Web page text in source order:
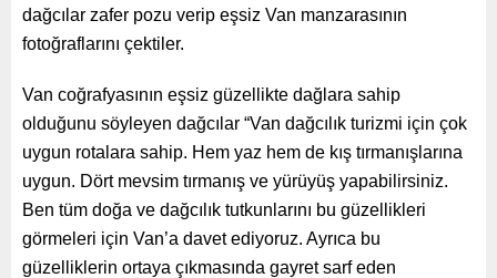
dağcılar zafer pozu verip eşsiz Van manzarasının
fotoğraflarını çektiler.
Van coğrafyasının eşsiz güzellikte dağlara sahip
olduğunu söyleyen dağcılar “Van dağcılık turizmi için çok
uygun rotalara sahip. Hem yaz hem de kış tırmanışlarına
uygun. Dört mevsim tırmanış ve yürüyüş yapabilirsiniz.
Ben tüm doğa ve dağcılık tutkunlarını bu güzellikleri
görmeleri için Van’a davet ediyoruz. Ayrıca bu
güzelliklerin ortaya çıkmasında gayret sarf eden